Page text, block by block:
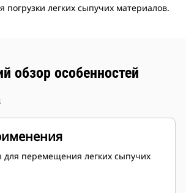
погрузки легких сыпучих материалов.
обзор особенностей
перемещения легких сыпучих